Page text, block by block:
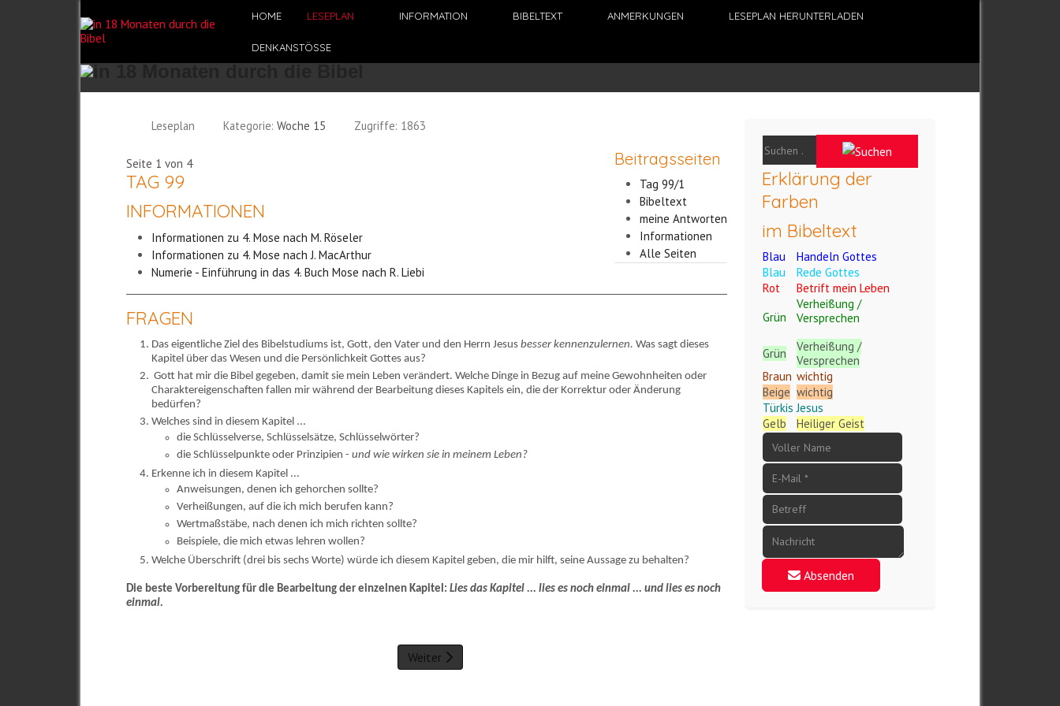
HOME LESEPLAN INFORMATION BIBELTEXT ANMERKUNGEN LESEPLAN HERUNTERLADEN
DENKANSTÖSSE
Leseplan Kategorie:Woche 15 Zugriffe: 1863
Beitragsseiten
Tag 99/1
Bibeltext
meine Antworten
Informationen
Alle Seiten
Seite 1 von 4
TAG 99
INFORMATIONEN
Informationen zu 4. Mose nach M. Röseler
Informationen zu 4. Mose nach J. MacArthur
Numerie - Einführung in das 4. Buch Mose nach R. Liebi
FRAGEN
Das eigentliche Ziel des Bibelstudiums ist, Gott, den Vater und den Herrn Jesusbesser kennenzulernen. Was sagt dieses
Kapitel über das Wesen und die Persönlichkeit Gottes aus?
Gott hat mir die Bibel gegeben, damit sie mein Leben verändert. Welche Dinge in Bezug auf meine Gewohnheiten oder
Charaktereigenschaften fallen mir während der Bearbeitung dieses Kapitels ein, die der Korrektur oder Änderung
bedürfen?
Welches sind in diesem Kapitel ...
die Schlüsselverse, Schlüsselsätze, Schlüsselwörter?
die Schlüsselpunkte oder Prinzipien -und wie wirken sie in meinem Leben?
Erkenne ich in diesem Kapitel ...
Anweisungen, denen ich gehorchen sollte?
Verheißungen, auf die ich mich berufen kann?
Wertmaßstäbe, nach denen ich mich richten sollte?
Beispiele, die mich etwas lehren wollen?
Welche Überschrift (drei bis sechs Worte) würde ich diesem Kapitel geben, die mir hilft, seine Aussage zu behalten?
Die beste Vorbereitung für die Bearbeitung der einzelnen Kapitel:Lies das Kapitel ... lies es noch einmal ... und lies es noch
einmal.
Weiter
Erklärung der
Farben
im Bibeltext
Blau
Handeln Gottes
Blau
Rede Gottes
Rot
Betrift mein Leben
Grün
Verheißung /
Versprechen
Grün
Verheißung /
Versprechen
Braun wichtig
Beige wichtig
Türkis Jesus
Gelb
Heiliger Geist
Absenden